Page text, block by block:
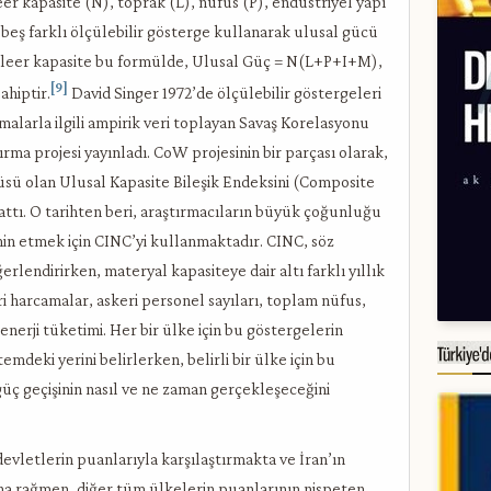
farklı ölçülebilir gösterge kullanarak ulusal gücü
kapasite bu formülde, Ulusal Güç = N(L+P+I+M),
[9] David Singer 1972’de ölçülebilir göstergeleri
ilgili ampirik veri toplayan Savaş Korelasyonu
projesi yayınladı. CoW projesinin bir parçası olarak,
olan Ulusal Kapasite Bileşik Endeksini (Composite
O tarihten beri, araştırmacıların büyük çoğunluğu
için CINC’yi kullanmaktadır. CINC, söz
materyal kapasiteye dair altı farklı yıllık
askeri personel sayıları, toplam nüfus,
tüketimi. Her bir ülke için bu göstergelerin
yerini belirlerken, belirli bir ülke için bu
geçişinin nasıl ve ne zaman gerçekleşeceğini
puanlarıyla karşılaştırmakta ve İran’ın